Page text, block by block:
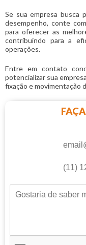
Se sua empresa busca
desempenho, conte
para oferecer as
contribuindo para a
operações.
Entre em contato
potencializar sua
fixação e movimentação